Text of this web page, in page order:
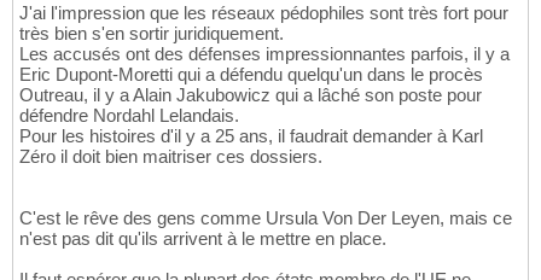
J'ai l'impression que les réseaux pédophiles sont très fort pour
très bien s'en sortir juridiquement.
Les accusés ont des défenses impressionnantes parfois, il y a
Eric Dupont-Moretti qui a défendu quelqu'un dans le procès
Outreau, il y a Alain Jakubowicz qui a lâché son poste pour
défendre Nordahl Lelandais.
Pour les histoires d'il y a 25 ans, il faudrait demander à Karl
Zéro il doit bien maitriser ces dossiers.
C'est le rêve des gens comme Ursula Von Der Leyen, mais ce
n'est pas dit qu'ils arrivent à le mettre en place.